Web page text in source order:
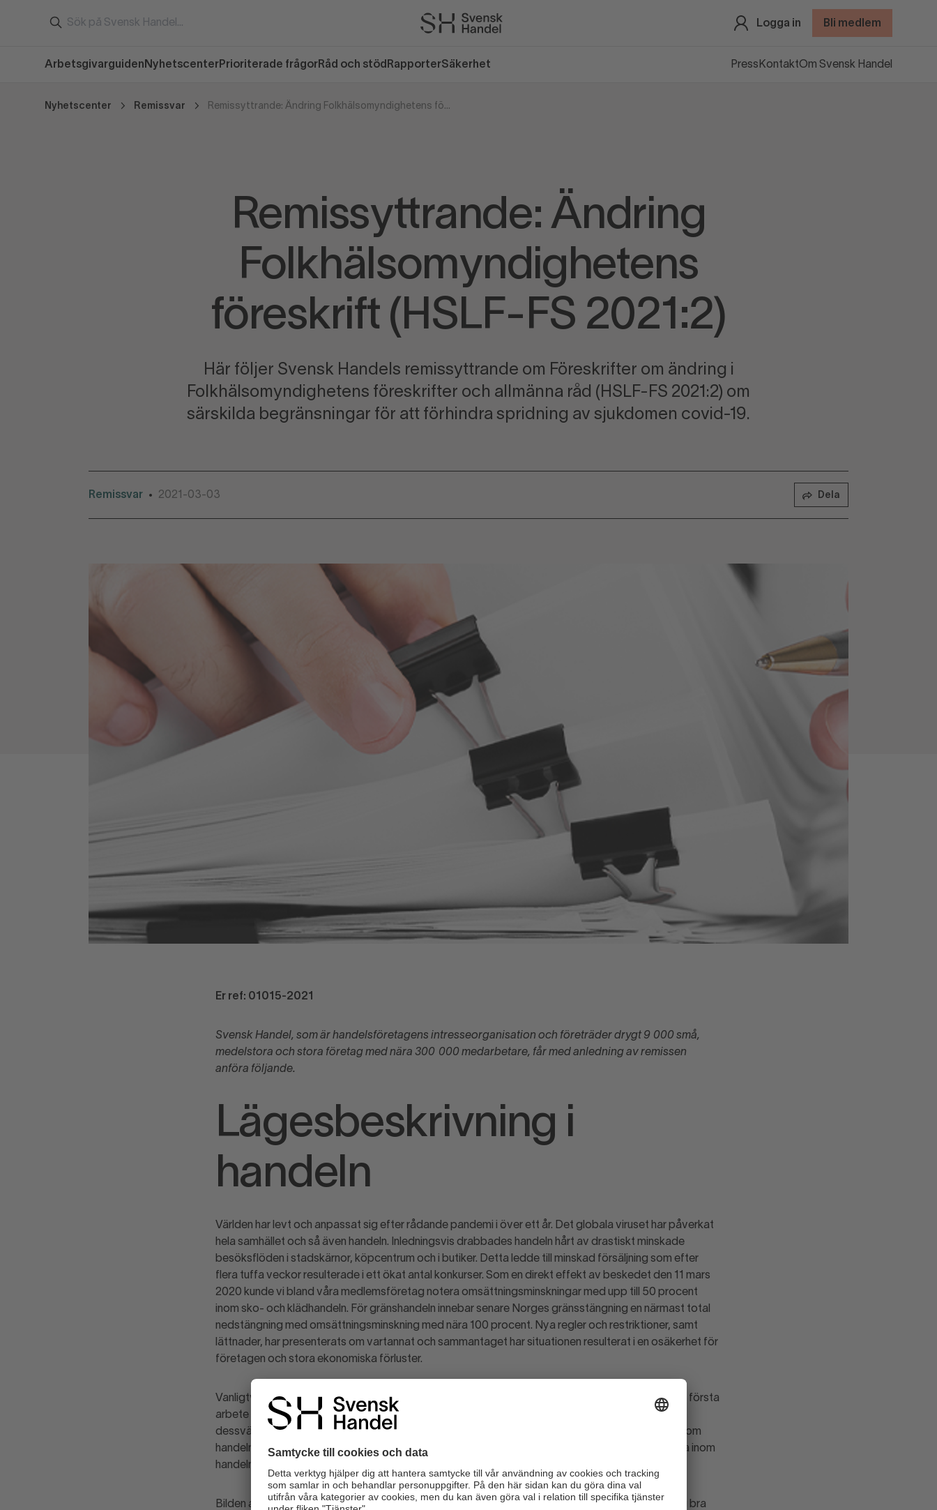
Logga in Bli medlem
Arbetsgivarguiden Nyhetscenter Prioriterade frågor Råd och stöd RapporterSäkerhet Press KontaktOm Svensk Handel
Nyhetscenter Remissvar Remissyttrande: Ändring Folkhälsomyndighetens föreskrift (HSLF-FS 2021:2)
Remissyttrande: Ändring
Folkhälsomyndighetens
föreskrift (HSLF-FS 2021:2)
Här följer Svensk Handels remissyttrande om Föreskrifter om ändring i
Folkhälsomyndighetens föreskrifter och allmänna råd (HSLF-FS 2021:2) om
särskilda begränsningar för att förhindra spridning av sjukdomen covid-19.
Remissvar • 2021-03-03 Dela
Er ref: 01015-2021
Svensk Handel, som är handelsföretagens intresseorganisation och före­träder drygt 9 000 små,
medelstora och stora företag med nära 300 000 med­arbetare, får med anledning av remissen
anföra följande.
Lägesbeskrivning i
handeln
Världen har levt och anpassat sig efter rådande pandemi i över ett år. Det globala viruset har påverkat
hela samhället och så även handeln. Inledningsvis drabbades handeln hårt av drastiskt minskade
besöksflöden i stadskärnor, köpcentrum och i butiker. Detta ledde till minskad försäljning som efter
flera tuffa veckor resulterade i ett ökat antal konkurser. Som en direkt effekt av beskedet den 11 mars
2020 kunde vi bland våra medlemsföretag notera omsättningsminskningar med upp till 50 procent
inom sko- och klädhandeln. För gränshandeln innebar senare Norges gränsstängning en närmast total
nedstängning med omsättningsminskning med nära 100 procent. Nya regler och restriktioner, samt
lättnader, har presenterats om vartannat och sammantaget har situationen resulterat i en osäkerhet för
företagen och stora ekonomiska förluster.
Vanligtvis anställer handeln 130 000 personer varje år och många unga och utlandsfödda får sitt första
arbete inom handelssektorn. 2020 präglades istället av uppsägningar och permitteringar, så har
dessvärre även början av 2021 sett ut. I dagsläget har nära 110 000 personer som är anställda inom
handeln varit omfattade av korttidspermitteringar. Detta motsvarar en femtedel av alla anställda inom
handeln.
Bilden av handeln är givetvis inte ensidig. E-handeln och delar av dagligvaruhandeln har klarat sig bra